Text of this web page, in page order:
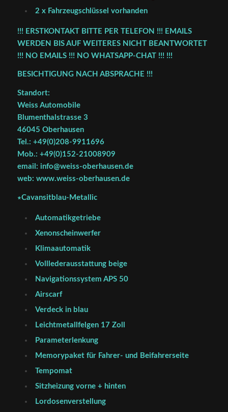
2 x Fahrzeugschlüssel vorhanden
!!! ERSTKONTAKT BITTE PER TELEFON !!! EMAILS
WERDEN BIS AUF WEITERES NICHT BEANTWORTET
!!! NO EMAILS !!! NO WHATSAPP-CHAT !!! !!!
BESICHTIGUNG NACH ABSPRACHE !!!
Standort:
Weiss Automobile
Blumenthalstrasse 3
46045 Oberhausen
Tel.: +49(0)208-9911696
Mob.: +49(0)152-21008909
email: info@weiss-oberhausen.de
web: www.weiss-oberhausen.de
∗Cavansitblau-Metallic
Automatikgetriebe
Xenonscheinwerfer
Klimaautomatik
Volllederausstattung beige
Navigationssystem APS 50
Airscarf
Verdeck in blau
Leichtmetallfelgen 17 Zoll
Parameterlenkung
Memorypaket für Fahrer- und Beifahrerseite
Tempomat
Sitzheizung vorne + hinten
Lordosenverstellung